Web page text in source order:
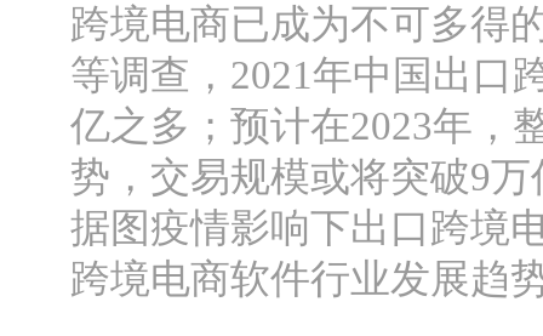
跨境电商已成为不可多得
等调查，2021年中国出口
亿之多；预计在2023年，
势，交易规模或将突破9
据图疫情影响下出口跨境
跨境电商软件行业发展趋